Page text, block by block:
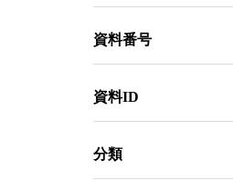
資料番号
資料ID
分類